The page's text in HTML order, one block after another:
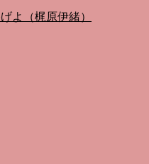
よ（梶原伊緒）